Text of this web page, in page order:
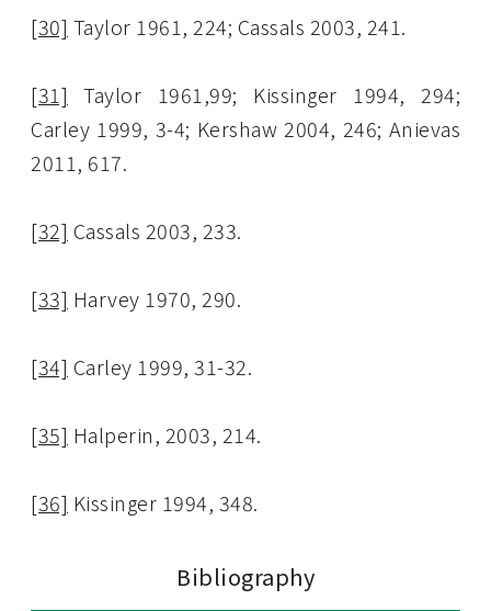
[30] Taylor 1961, 224; Cassals 2003, 241.
[31] Taylor 1961,99; Kissinger 1994, 294;
Carley 1999, 3-4; Kershaw 2004, 246; Anievas
2011, 617.
[32] Cassals 2003, 233.
[33] Harvey 1970, 290.
[34] Carley 1999, 31-32.
[35] Halperin, 2003, 214.
[36] Kissinger 1994, 348.
Bibliography